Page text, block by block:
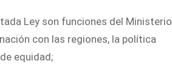
Ley son funciones del Ministerio
con las regiones, la política
equidad;